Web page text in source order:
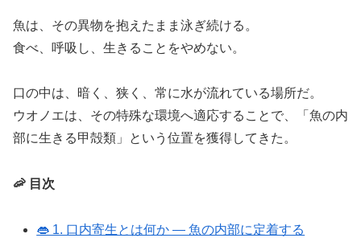
魚は、その異物を抱えたまま泳ぎ続ける。
食べ、呼吸し、生きることをやめない。
口の中は、暗く、狭く、常に水が流れている場所だ。
ウオノエは、その特殊な環境へ適応することで、「魚の内
部に生きる甲殻類」という位置を獲得してきた。
🦐 目次
👄 1. 口内寄生とは何か ― 魚の内部に定着する